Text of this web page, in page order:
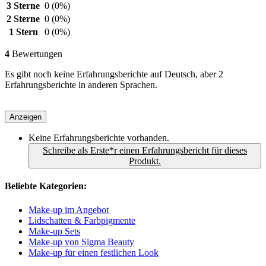
3 Sterne 0 (0%)
2 Sterne 0 (0%)
1 Stern
0 (0%)
4 Bewertungen
Es gibt noch keine Erfahrungsberichte auf Deutsch, aber 2
Erfahrungsberichte in anderen Sprachen.
Anzeigen
Keine Erfahrungsberichte vorhanden.
Schreibe als Erste*r einen Erfahrungsbericht für dieses
Produkt.
Beliebte Kategorien:
Make-up im Angebot
Lidschatten & Farbpigmente
Make-up Sets
Make-up von Sigma Beauty
Make-up für einen festlichen Look